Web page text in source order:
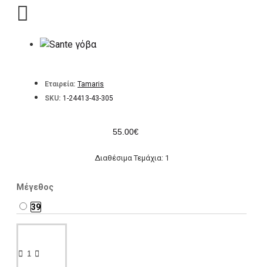
Εταιρεία: Tamaris
SKU: 1-24413-43-305
55.00€
Διαθέσιμα Τεμάχια: 1
Μέγεθος
39